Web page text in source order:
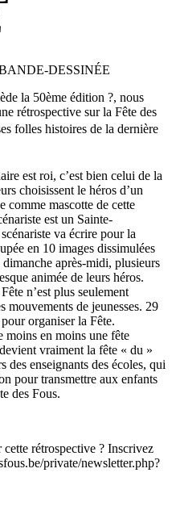
DESSINÉE
la 50ème édition ?, nous
rétrospective sur la Fête des
folles histoires de la dernière
est roi, c’est bien celui de la
choisissent le héros d’un
comme mascotte de cette
est un Sainte-
va écrire pour la
en 10 images dissimulées
après-midi, plusieurs
animée de leurs héros.
n’est plus seulement
mouvements de jeunesses. 29
organiser la Fête.
moins en moins une fête
vraiment la fête « du »
des enseignants des écoles, qui
pour transmettre aux enfants
des Fous.
cette rétrospective ? Inscrivez
private/newsletter.php?